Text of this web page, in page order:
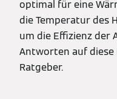
optimal für eine
die Temperatur des
um die Effizienz der
Antworten auf
Ratgeber.